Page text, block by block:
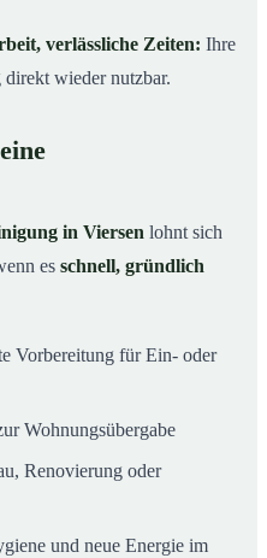
verlässliche Zeiten: Ihre
wieder nutzbar.
in Viersen lohnt sich
es schnell, gründlich
Vorbereitung für Ein- oder
Wohnungsübergabe
Renovierung oder
und neue Energie im